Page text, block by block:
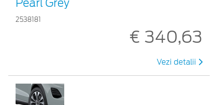
Pearl Grey
2538181
€ 340,63
Vezi detalii